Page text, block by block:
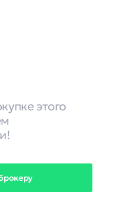
этого